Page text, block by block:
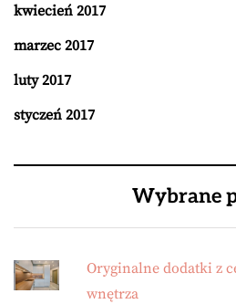
kwiecień 2017
marzec 2017
luty 2017
styczeń 2017
Wybrane
Oryginalne dodatki z
wnętrza